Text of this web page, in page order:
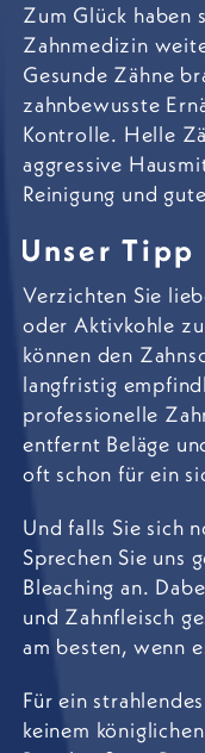
Zum Glück haben
Zahnmedizin
Gesunde Zähne
zahnbewusste
Kontrolle. Helle
aggressive
Reinigung und
Unser Tipp
Verzichten Sie
oder Aktivkohle
können den
langfristig
professionelle
entfernt Beläge
oft schon für ein
Und falls Sie sich
Sprechen Sie uns
Bleaching an.
und Zahnfleisch
am besten, wenn
Für ein
keinem